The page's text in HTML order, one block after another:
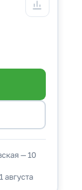
— 10
августа